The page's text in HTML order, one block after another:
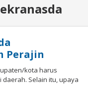
Perajin
kota harus
Selain itu, upaya